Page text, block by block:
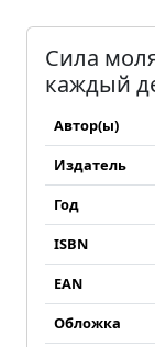
Сила
каждый
Автор(ы)
Издатель
Год
ISBN
EAN
Обложка